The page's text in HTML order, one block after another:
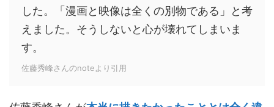
した。「漫画と映像は全くの別物である」と考
えました。そうしないと心が壊れてしまいま
す。
佐藤秀峰さんのnoteより引用